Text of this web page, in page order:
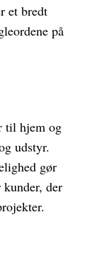
et bredt
på
til hjem og
udstyr.
gør
der